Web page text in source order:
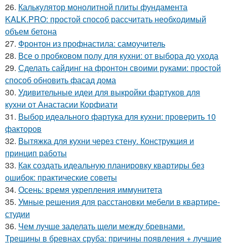
26. Калькулятор монолитной плиты фундамента
KALK.PRO: простой способ рассчитать необходимый
объем бетона
27. Фронтон из профнастила: самоучитель
28. Все о пробковом полу для кухни: от выбора до ухода
29. Сделать сайдинг на фронтон своими руками: простой
способ обновить фасад дома
30. Удивительные идеи для выкройки фартуков для
кухни от Анастасии Корфиати
31. Выбор идеального фартука для кухни: проверить 10
факторов
32. Вытяжка для кухни через стену. Конструкция и
принцип работы
33. Как создать идеальную планировку квартиры без
ошибок: практические советы
34. Осень: время укрепления иммунитета
35. Умные решения для расстановки мебели в квартире-
студии
36. Чем лучше заделать щели между бревнами.
Трещины в бревнах сруба: причины появления + лучшие